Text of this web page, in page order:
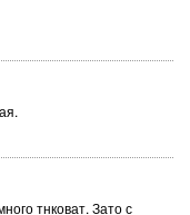
тнковат. Зато с